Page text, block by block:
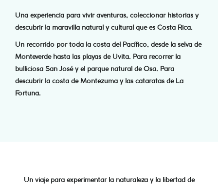
Una experiencia para vivir aventuras, coleccionar historias y
descubrir la maravilla natural y cultural que es Costa Rica.
Un recorrido por toda la costa del Pacífico, desde la selva de
Monteverde hasta las playas de Uvita. Para recorrer la
bulliciosa San José y el parque natural de Osa. Para
descubrir la costa de Montezuma y las cataratas de La
Fortuna.
Un viaje para experimentar la naturaleza y la libertad de